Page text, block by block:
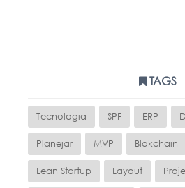
TAGS
Tecnologia SPF ERP
Planejar MVP Blokchain
Lean Startup Layout